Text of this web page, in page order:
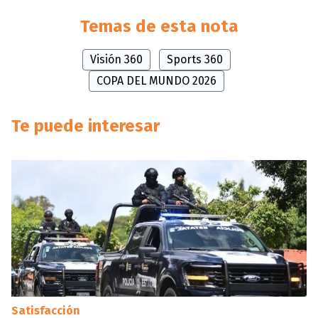
Temas de esta nota
Visión 360
Sports 360
COPA DEL MUNDO 2026
Te puede interesar
Satisfacción